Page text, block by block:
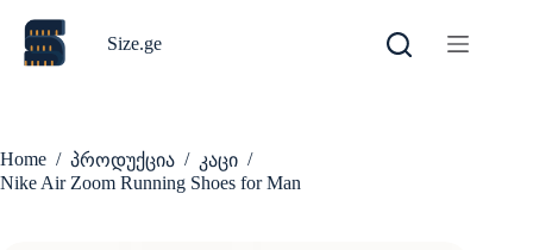
content
Size.ge
Home / პროდუქცია / კაცი /
Nike Air Zoom Running Shoes for Man